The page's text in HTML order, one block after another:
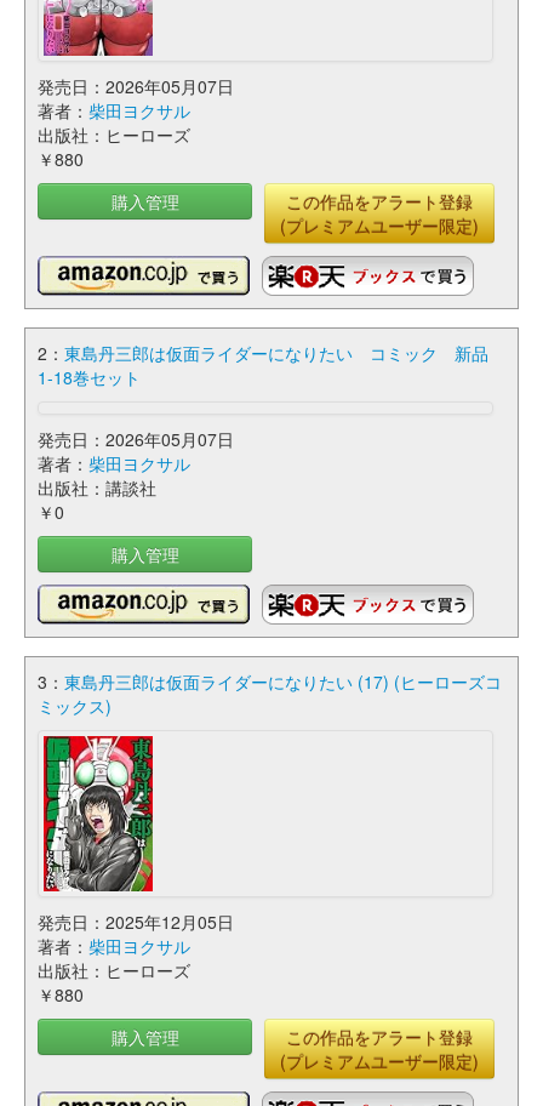
発売日：2026年05月07日
著者： 柴田ヨクサル
出版社：ヒーローズ
￥880
購入管理
この作品をアラート登録
(プレミアムユーザー限定)
2： 東島丹三郎は仮面ライダーになりたい コミック 新品
1-18巻セット
発売日：2026年05月07日
著者： 柴田ヨクサル
出版社：講談社
￥0
購入管理
3： 東島丹三郎は仮面ライダーになりたい (17) (ヒーローズコ
ミックス)
発売日：2025年12月05日
著者： 柴田ヨクサル
出版社：ヒーローズ
￥880
購入管理
この作品をアラート登録
(プレミアムユーザー限定)